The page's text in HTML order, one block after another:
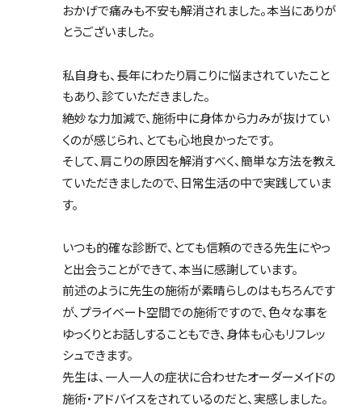
おかげで痛みも不安も解消されました。本当にありが
とうございました。
私自身も、長年にわたり肩こりに悩まされていたこと
もあり、診ていただきました。
絶妙な力加減で、施術中に身体から力みが抜けてい
くのが感じられ、とても心地良かったです。
そして、肩こりの原因を解消すべく、簡単な方法を教え
ていただきましたので、日常生活の中で実践していま
す。
いつも的確な診断で、とても信頼のできる先生にやっ
と出会うことができて、本当に感謝しています。
前述のように先生の施術が素晴らしのはもちろんです
が、プライベート空間での施術ですので、色々な事を
ゆっくりとお話しすることもでき、身体も心もリフレッ
シュできます。
先生は、一人一人の症状に合わせたオーダーメイドの
施術・アドバイスをされているのだと、実感しました。